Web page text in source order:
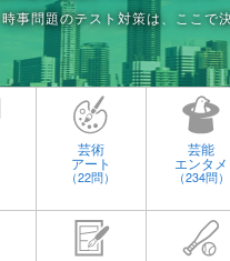
時事問題のテスト対策は、ここで
芸術
アート
（22問）
芸能
エンタメ
（234問）